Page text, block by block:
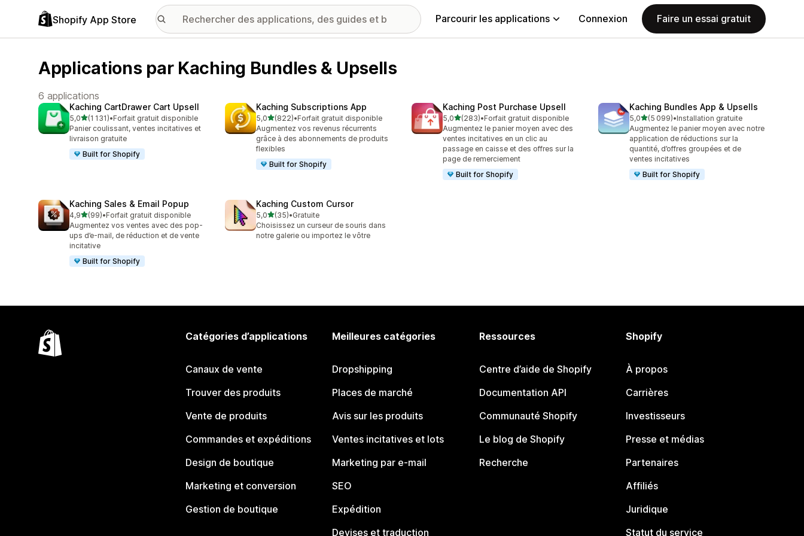
Shopify App Store Parcourir les applications Connexion Faire un essai gratuit
Applications par Kaching Bundles & Upsells
6 applications
Kaching CartDrawer Cart Upsell
5,0étoile(s) sur 5
(1 131)
1131 avis au total
•Forfait gratuit disponible
Panier coulissant, ventes incitatives et
livraison gratuite
Built for Shopify
Kaching Subscriptions App
5,0étoile(s) sur 5
(822)
822 avis au total
•Forfait gratuit disponible
Augmentez vos revenus récurrents
grâce à des abonnements de produits
flexibles
Built for Shopify
Kaching Post Purchase Upsell
5,0étoile(s) sur 5
(283)
283 avis au total
•Forfait gratuit disponible
Augmentez le panier moyen avec des
ventes incitatives en un clic au
passage en caisse et des offres sur la
page de remerciement
Built for Shopify
Kaching Bundles App & Upsells
5,0étoile(s) sur 5
(5 099)
5099 avis au total
•Installation gratuite
Augmentez le panier moyen avec notre
application de réductions sur la
quantité, d’offres groupées et de
ventes incitatives
Built for Shopify
Kaching Sales & Email Popup
4,9étoile(s) sur 5
(99)
99 avis au total
•Forfait gratuit disponible
Augmentez vos ventes avec des pop-
ups d’e-mail, de réduction et de vente
incitative
Built for Shopify
Kaching Custom Cursor
5,0étoile(s) sur 5
(35)
35 avis au total
•Gratuite
Choisissez un curseur de souris dans
notre galerie ou importez le vôtre
Catégories d’applications
Canaux de vente
Trouver des produits
Vente de produits
Commandes et expéditions
Design de boutique
Marketing et conversion
Gestion de boutique
Meilleures catégories
Dropshipping
Places de marché
Avis sur les produits
Ventes incitatives et lots
Marketing par e-mail
SEO
Expédition
Devises et traduction
Ressources
Centre d’aide de Shopify
Documentation API
Communauté Shopify
Le blog de Shopify
Recherche
Shopify
À propos
Carrières
Investisseurs
Presse et médias
Partenaires
Affiliés
Juridique
Statut du service